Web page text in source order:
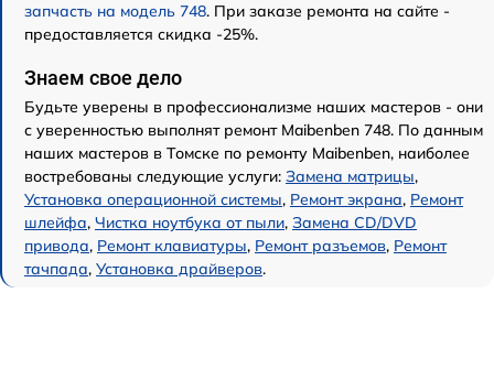
запчасть на модель 748. При заказе ремонта на сайте -
предоставляется скидка -25%.
Знаем свое дело
Будьте уверены в профессионализме наших мастеров - они
с уверенностью выполнят ремонт Maibenben 748. По данным
наших мастеров в Томске по ремонту Maibenben, наиболее
востребованы следующие услуги: Замена матрицы,
Установка операционной системы, Ремонт экрана, Ремонт
шлейфа, Чистка ноутбука от пыли, Замена CD/DVD
привода, Ремонт клавиатуры, Ремонт разъемов, Ремонт
тачпада, Установка драйверов.